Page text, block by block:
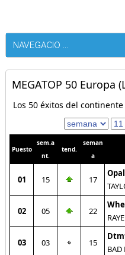
MEGATOP 50 Europa
Los 50 éxitos del
Puesto
sem.a
nt.
tend.
seman
a
01 15 17
02 05 22
RAYE
03 03 15
BAD